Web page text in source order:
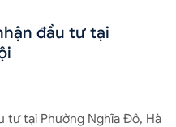
đầu tư tại
tư tại Phường Nghĩa Đô, Hà